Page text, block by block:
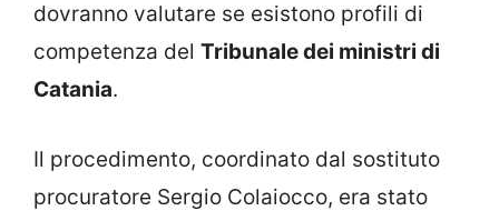
dovranno valutare se esistono profili di
competenza del Tribunale dei ministri di
Catania.
Il procedimento, coordinato dal sostituto
procuratore Sergio Colaiocco, era stato